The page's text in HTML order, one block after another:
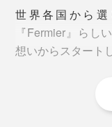
様。パンやフルー
で、いちいち席
話から外れること
世界各国から選
『Fermier』らし
想いからスタート